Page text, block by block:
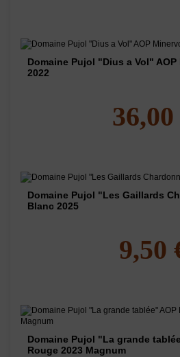
Domaine Pujol "Dius a Vol"
2022
36,00
Domaine Pujol "Les Gaillards
Blanc 2025
9,50
Domaine Pujol "La grande
Rouge 2023 Magnum